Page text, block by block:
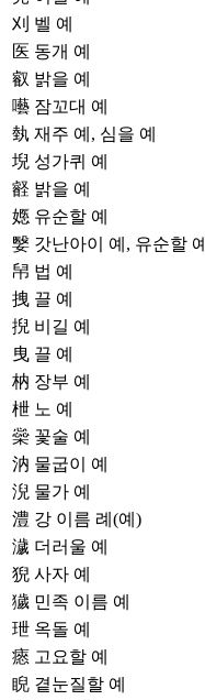
刈 벨 예
医 동개 예
叡 밝을 예
囈 잠꼬대 예
埶 재주 예, 심을 예
堄 성가퀴 예
壡 밝을 예
嫕 유순할 예
嫛 갓난아이 예, 유순할 예
帠 법 예
拽 끌 예
掜 비길 예
曳 끌 예
枘 장부 예
枻 노 예
橤 꽃술 예
汭 물굽이 예
淣 물가 예
澧 강 이름 례(예)
濊 더러울 예
猊 사자 예
獩 민족 이름 예
玴 옥돌 예
瘱 고요할 예
睨 곁눈질할 예